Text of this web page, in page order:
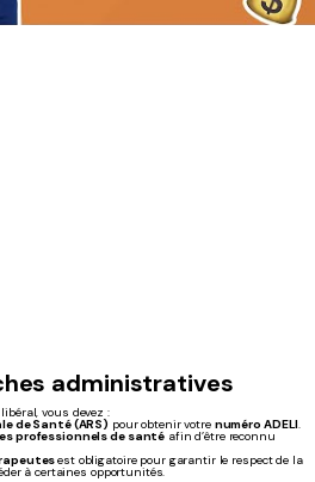
administratives
vous devez :
de Santé (ARS) pour obtenir votre numéro ADELI.
professionnels de santé afin d’être reconnu
est obligatoire pour garantir le respect de la
à certaines opportunités.